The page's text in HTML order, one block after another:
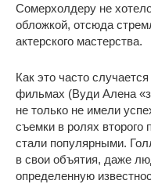
Сомерхолдеру не
обложкой, отсюда
актерского мастерства.
Как это часто
фильмах (Вуди Алена
не только не имели
съемки в ролях второго
стали популярными.
в свои объятия, даже
определенную